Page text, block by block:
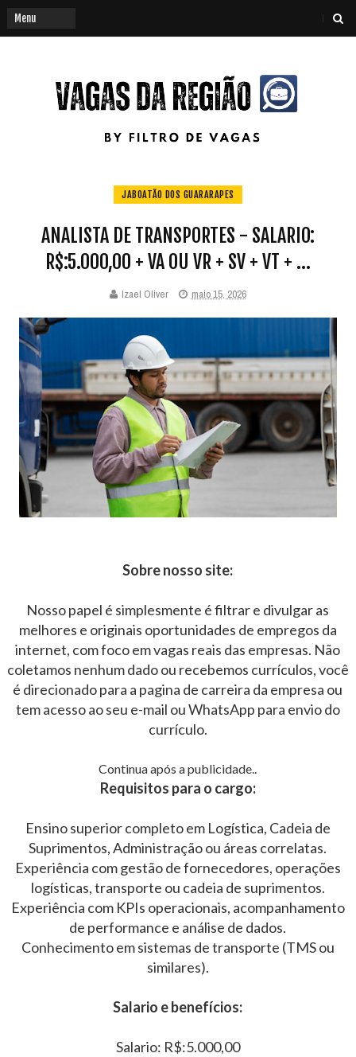
JABOATÃO DOS GUARARAPES
ANALISTA DE TRANSPORTES - SALARIO:
R$:5.000,00 + VA OU VR + SV + VT + ...
Izael Oliver maio 15, 2026
Sobre nosso site:
Nosso papel é simplesmente é filtrar e divulgar as
melhores e originais oportunidades de empregos da
internet, com foco em vagas reais das empresas. Não
coletamos nenhum dado ou recebemos currículos, você
é direcionado para a pagina de carreira da empresa ou
tem acesso ao seu e-mail ou WhatsApp para envio do
currículo.
Continua após a publicidade..
Requisitos para o cargo:
Ensino superior completo em Logística, Cadeia de
Suprimentos, Administração ou áreas correlatas.
Experiência com gestão de fornecedores, operações
logísticas, transporte ou cadeia de suprimentos.
Experiência com KPIs operacionais, acompanhamento
de performance e análise de dados.
Conhecimento em sistemas de transporte (TMS ou
similares).
Salario e benefícios:
Salario: R$:5.000,00